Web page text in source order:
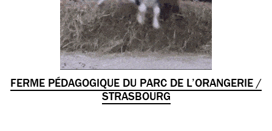
FERME PÉDAGOGIQUE DU PARC DE L’ORANGERIE /
STRASBOURG